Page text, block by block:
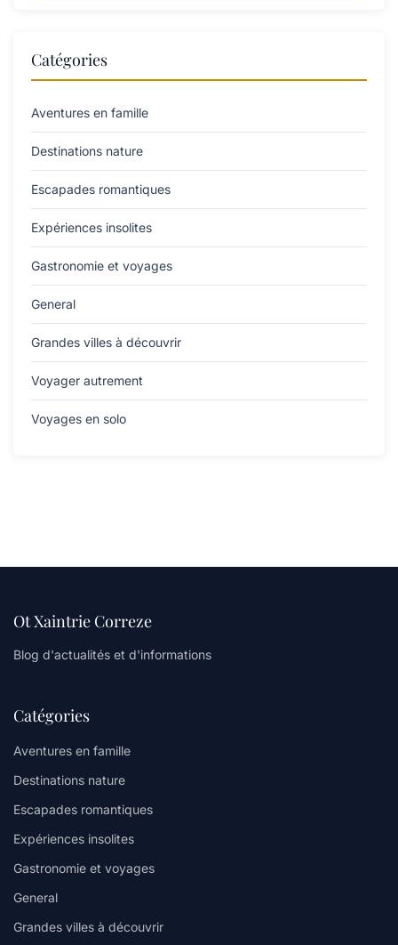
Catégories
Aventures en famille
Destinations nature
Escapades romantiques
Expériences insolites
Gastronomie et voyages
General
Grandes villes à découvrir
Voyager autrement
Voyages en solo
Ot Xaintrie Correze
Blog d'actualités et d'informations
Catégories
Aventures en famille
Destinations nature
Escapades romantiques
Expériences insolites
Gastronomie et voyages
General
Grandes villes à découvrir